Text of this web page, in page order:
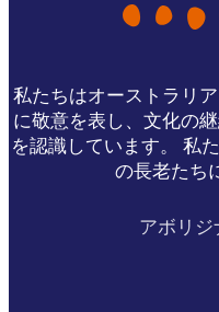
私たちはオーストラリ
に敬意を表し、文化の
を認識しています。 私
の長老たち
アボリジ